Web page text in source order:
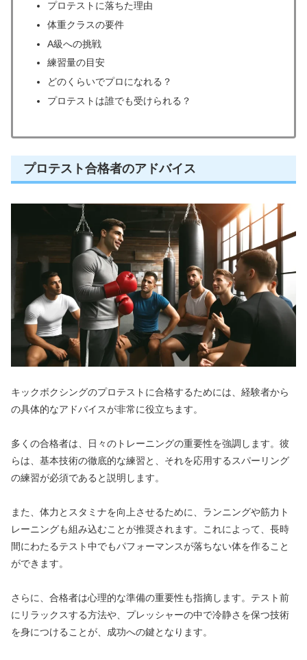
プロテストに落ちた理由
体重クラスの要件
A級への挑戦
練習量の目安
どのくらいでプロになれる？
プロテストは誰でも受けられる？
プロテスト合格者のアドバイス
キックボクシングのプロテストに合格するためには、経験者から
の具体的なアドバイスが非常に役立ちます。
多くの合格者は、日々のトレーニングの重要性を強調します。彼
らは、基本技術の徹底的な練習と、それを応用するスパーリング
の練習が必須であると説明します。
また、体力とスタミナを向上させるために、ランニングや筋力ト
レーニングも組み込むことが推奨されます。これによって、長時
間にわたるテスト中でもパフォーマンスが落ちない体を作ること
ができます。
さらに、合格者は心理的な準備の重要性も指摘します。テスト前
にリラックスする方法や、プレッシャーの中で冷静さを保つ技術
を身につけることが、成功への鍵となります。